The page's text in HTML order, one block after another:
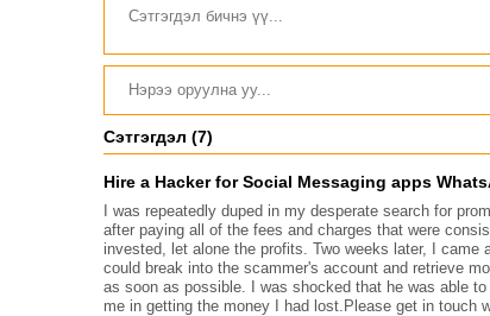
Сэтгэгдэл (7)
Hire a Hacker for Social Messaging apps
I was repeatedly duped in my desperate search for
after paying all of the fees and charges that were
invested, let alone the profits. Two weeks later, I came
could break into the scammer's account and retrieve
as soon as possible. I was shocked that he was able
me in getting the money I had lost.Please get in touch